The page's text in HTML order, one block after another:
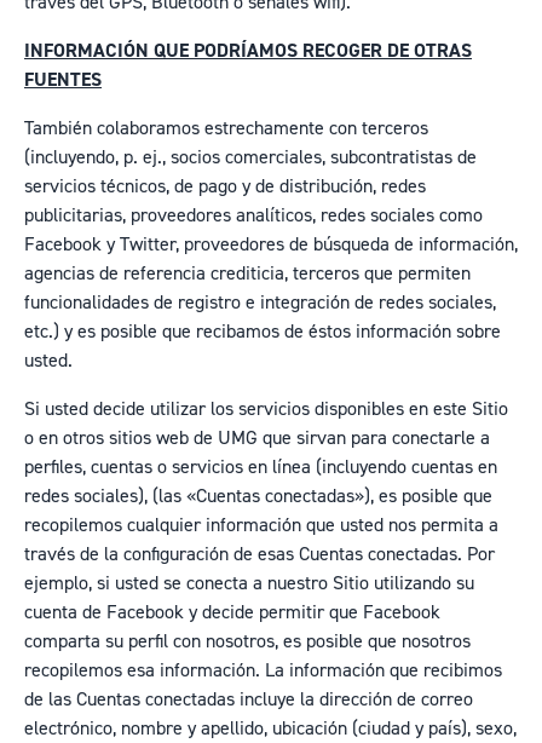
INFORMACIÓN QUE PODRÍAMOS RECOGER DE OTRAS
FUENTES
También colaboramos estrechamente con terceros
(incluyendo, p. ej., socios comerciales, subcontratistas de
servicios técnicos, de pago y de distribución, redes
publicitarias, proveedores analíticos, redes sociales como
Facebook y Twitter, proveedores de búsqueda de información,
agencias de referencia crediticia, terceros que permiten
funcionalidades de registro e integración de redes sociales,
etc.) y es posible que recibamos de éstos información sobre
usted.
Si usted decide utilizar los servicios disponibles en este Sitio
o en otros sitios web de UMG que sirvan para conectarle a
perfiles, cuentas o servicios en línea (incluyendo cuentas en
redes sociales), (las «Cuentas conectadas»), es posible que
recopilemos cualquier información que usted nos permita a
través de la configuración de esas Cuentas conectadas. Por
ejemplo, si usted se conecta a nuestro Sitio utilizando su
cuenta de Facebook y decide permitir que Facebook
comparta su perfil con nosotros, es posible que nosotros
recopilemos esa información. La información que recibimos
de las Cuentas conectadas incluye la dirección de correo
electrónico, nombre y apellido, ubicación (ciudad y país), sexo,